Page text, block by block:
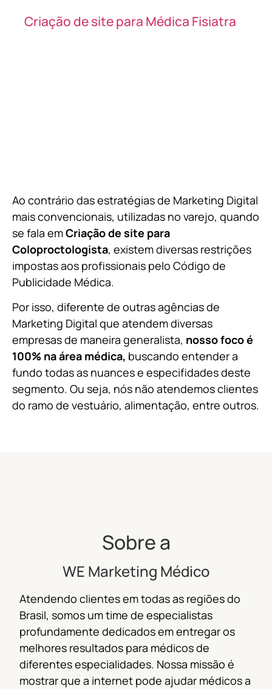
Criação de site para Médica Fisiatra
Ao contrário das estratégias de Marketing Digital
mais convencionais, utilizadas no varejo, quando
se fala emCriação de site para
Coloproctologista, existem diversas restrições
impostas aos profissionais pelo Código de
Publicidade Médica.
Por isso, diferente de outras agências de
Marketing Digital que atendem diversas
empresas de maneira generalista, nosso foco é
100% na área médica, buscando entender a
fundo todas as nuances e especifidades deste
segmento. Ou seja, nós não atendemos clientes
do ramo de vestuário, alimentação, entre outros.
Sobre a
WE Marketing Médico
Atendendo clientes em todas as regiões do
Brasil, somos um time de especialistas
profundamente dedicados em entregar os
melhores resultados para médicos de
diferentes especialidades. Nossa missão é
mostrar que a internet pode ajudar médicos a